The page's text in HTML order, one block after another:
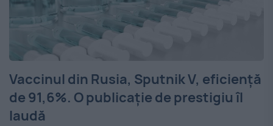
Vaccinul din Rusia, Sputnik V, eficiență
de 91,6%. O publicație de prestigiu îl
laudă